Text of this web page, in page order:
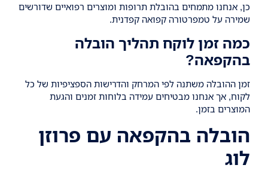
כן, אנחנו מתמחים בהובלת תרופות ומוצרים רפואיים שדורשים
שמירה על טמפרטורה קפואה קפדנית.
כמה זמן לוקח תהליך הובלה
בהקפאה?
זמן ההובלה משתנה לפי המרחק והדרישות הספציפיות של כל
לקוח, אך אנחנו מבטיחים עמידה בלוחות זמנים והגעת
המוצרים בזמן.
הובלה בהקפאה עם פרוזן
לוג